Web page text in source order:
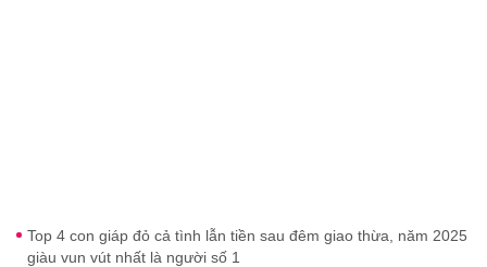
Top 4 con giáp đỏ cả tình lẫn tiền sau đêm giao thừa, năm 2025
giàu vun vút nhất là người số 1